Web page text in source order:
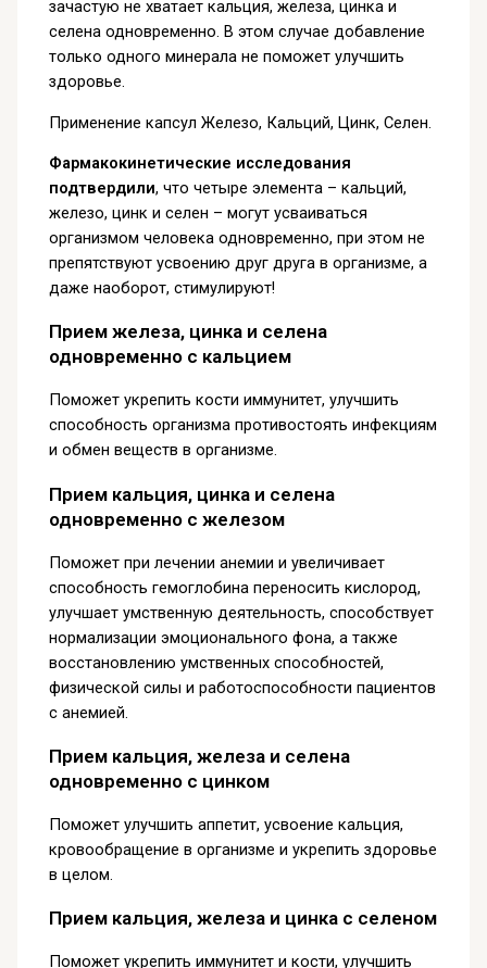
зачастую не хватает кальция, железа, цинка и
селена одновременно. В этом случае добавление
только одного минерала не поможет улучшить
здоровье.
Применение капсул Железо, Кальций, Цинк, Селен.
Фармакокинетические исследования
подтвердили, что четыре элемента – кальций,
железо, цинк и селен – могут усваиваться
организмом человека одновременно, при этом не
препятствуют усвоению друг друга в организме, а
даже наоборот, стимулируют!
Прием железа, цинка и селена
одновременно с кальцием
Поможет укрепить кости иммунитет, улучшить
способность организма противостоять инфекциям
и обмен веществ в организме.
Прием кальция, цинка и селена
одновременно с железом
Поможет при лечении анемии и увеличивает
способность гемоглобина переносить кислород,
улучшает умственную деятельность, способствует
нормализации эмоционального фона, а также
восстановлению умственных способностей,
физической силы и работоспособности пациентов
с анемией.
Прием кальция, железа и селена
одновременно с цинком
Поможет улучшить аппетит, усвоение кальция,
кровообращение в организме и укрепить здоровье
в целом.
Прием кальция, железа и цинка с селеном
Поможет укрепить иммунитет и кости, улучшить